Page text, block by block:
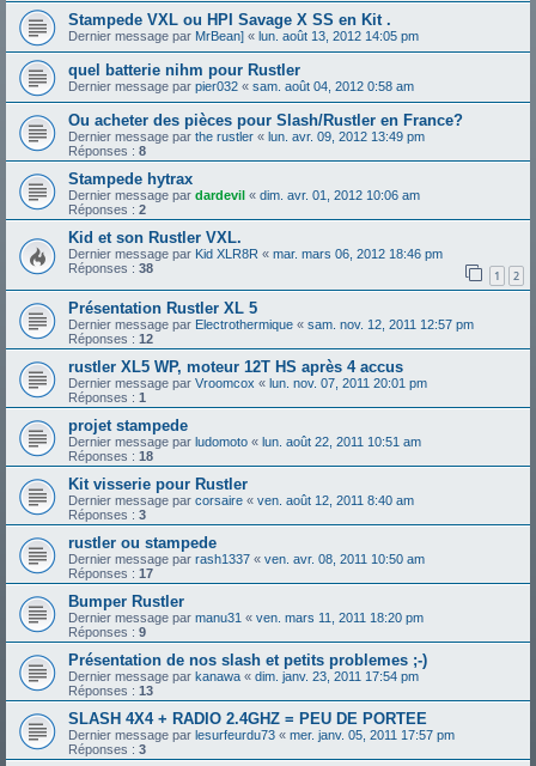
Stampede VXL ou HPI Savage X SS en Kit .
Dernier message par MrBean] « lun. août 13, 2012 14:05 pm
quel batterie nihm pour Rustler
Dernier message par pier032 « sam. août 04, 2012 0:58 am
Ou acheter des pièces pour Slash/Rustler en France?
Dernier message par the rustler « lun. avr. 09, 2012 13:49 pm
Réponses : 8
Stampede hytrax
Dernier message par dardevil « dim. avr. 01, 2012 10:06 am
Réponses : 2
Kid et son Rustler VXL.
Dernier message par Kid XLR8R « mar. mars 06, 2012 18:46 pm
Réponses : 38 1 2
Présentation Rustler XL 5
Dernier message par Electrothermique « sam. nov. 12, 2011 12:57 pm
Réponses : 12
rustler XL5 WP, moteur 12T HS après 4 accus
Dernier message par Vroomcox « lun. nov. 07, 2011 20:01 pm
Réponses : 1
projet stampede
Dernier message par ludomoto « lun. août 22, 2011 10:51 am
Réponses : 18
Kit visserie pour Rustler
Dernier message par corsaire « ven. août 12, 2011 8:40 am
Réponses : 3
rustler ou stampede
Dernier message par rash1337 « ven. avr. 08, 2011 10:50 am
Réponses : 17
Bumper Rustler
Dernier message par manu31 « ven. mars 11, 2011 18:20 pm
Réponses : 9
Présentation de nos slash et petits problemes ;-)
Dernier message par kanawa « dim. janv. 23, 2011 17:54 pm
Réponses : 13
SLASH 4X4 + RADIO 2.4GHZ = PEU DE PORTEE
Dernier message par lesurfeurdu73 « mer. janv. 05, 2011 17:57 pm
Réponses : 3